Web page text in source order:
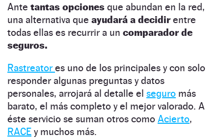
Ante tantas opciones que abundan en la red,
una alternativa que ayudará a decidirentre
todas ellas es recurrir a un comparador de
seguros.
Rastreator es uno de los principales y con solo
responder algunas preguntas y datos
personales, arrojará al detalle el seguro más
barato, el más completo y el mejor valorado. A
éste servicio se suman otros como Acierto,
RACE y muchos más.